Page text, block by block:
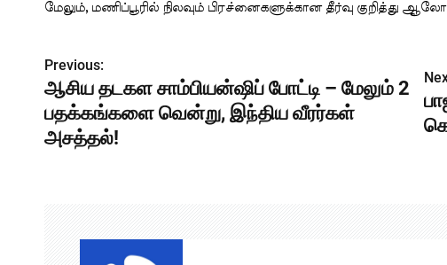
மேலும், மணிப்பூரில் நிலவும் பிரச்னைகளுக்கான தீர்வு குறித்து
P
o
s
Previous:
ஆசிய தடகள சாம்பியன்ஷிப் போட்டி – மேலும் 2
பதக்கங்களை வென்று, இந்திய வீரர்கள்
அசத்தல்!